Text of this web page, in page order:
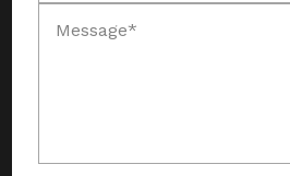
Message*